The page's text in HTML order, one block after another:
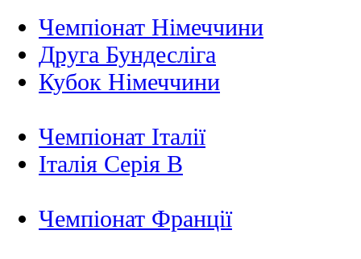
Чемпіонат Німеччини
Друга Бундесліга
Кубок Німеччини
Чемпіонат Італії
Італія Серія B
Чемпіонат Франції